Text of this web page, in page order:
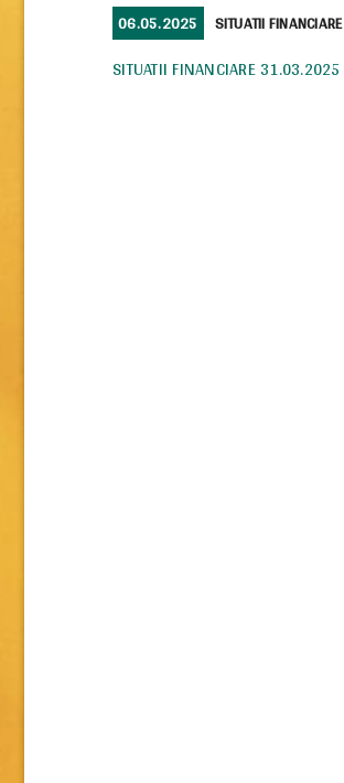
POSTED
ON
06.05.2025 CATEGORIES
SITUATII FINANCIARE
SITUATII FINANCIARE 31.03.2025